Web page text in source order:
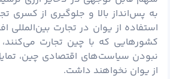
به پس‌انداز بالا و جلوگیری از کسری
استفاده از یوان در تجارت بین‌المللی
کشورهایی که با چین تجارت
نبودن سیاست‌های اقتصادی چین،
از یوان نخواهند داشت.